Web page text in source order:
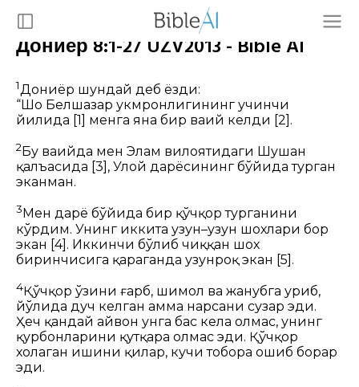
Дониёр 8:1-27 UZV2013 - Bible AI
1Дониёр шундай деб ёзди:
“Шоҳ Белшазар ҳукмронлигининг учинчи
йилида [1] менга яна бир ваҳий келди [2] .
2 Бу ваҳийда мен Элам вилоятидаги Шушан
қалъасида [3] , Улой дарёсининг бўйида турган
эканман.
3 Мен дарё бўйида бир қўчқор турганини
кўрдим. Унинг иккита узун–узун шохлари бор
экан [4] . Иккинчи бўлиб чиққан шох
биринчисига қараганда узунроқ экан [5] .
4Қўчқор ўзини ғарб, шимол ва жанубга уриб,
йўлида дуч келган ҳамма нарсани сузар эди.
Ҳеч қандай ҳайвон унга бас кела олмас, унинг
қурбонларини қутқара олмас эди. Қўчқор
хоҳлаган ишини қилар, кучи тобора ошиб борар
эди.